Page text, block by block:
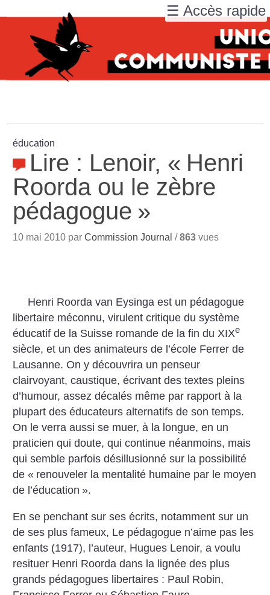
éducation
Lire : Lenoir, « Henri
Roorda ou le zèbre
pédagogue »
10 mai 2010 parCommission Journal /863 vues
Henri Roorda van Eysinga est un pédagogue
libertaire méconnu, virulent critique du système
éducatif de la Suisse romande de la fin du XIXe
siècle, et un des animateurs de l’école Ferrer de
Lausanne. On y découvrira un penseur
clairvoyant, caustique, écrivant des textes pleins
d’humour, assez décalés même par rapport à la
plupart des éducateurs alternatifs de son temps.
On le verra aussi se muer, à la longue, en un
praticien qui doute, qui continue néanmoins, mais
qui semble parfois désillusionné sur la possibilité
de « renouveler la mentalité humaine par le moyen
de l’éducation ».
En se penchant sur ses écrits, notamment sur un
de ses plus fameux, Le pédagogue n’aime pas les
enfants (1917), l’auteur, Hugues Lenoir, a voulu
resituer Henri Roorda dans la lignée des plus
grands pédagogues libertaires : Paul Robin,
☰ Accès rapide